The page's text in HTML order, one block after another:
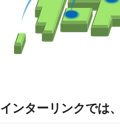
インターリンクでは